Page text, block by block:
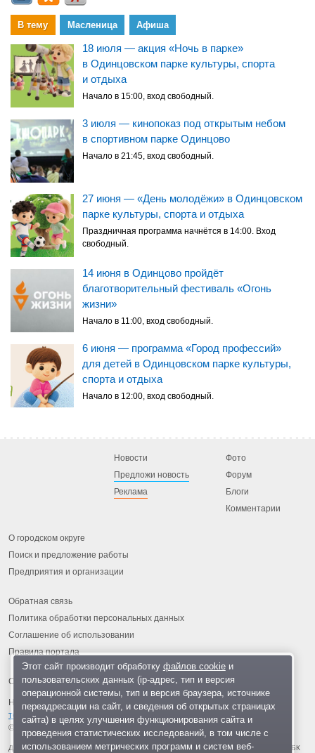
В тему Масленица Афиша
18 июля — акция «Ночь в парке»
в Одинцовском парке культуры, спорта
и отдыха
Начало в 15:00, вход свободный.
3 июля — кинопоказ под открытым небом
в спортивном парке Одинцово
Начало в 21:45, вход свободный.
27 июня — «День молодёжи» в Одинцовском
парке культуры, спорта и отдыха
Праздничная программа начнётся в 14:00. Вход
свободный.
14 июня в Одинцово пройдёт
благотворительный фестиваль «Огонь
жизни»
Начало в 11:00, вход свободный.
6 июня — программа «Город профессий»
для детей в Одинцовском парке культуры,
спорта и отдыха
Начало в 12:00, вход свободный.
Новости
Предложи новость
Реклама
Фото
Форум
Блоги
Комментарии
О городском округе
Поиск и предложение работы
Предприятия и организации
Обратная связь
Политика обработки персональных данных
Соглашение об использовании
Правила портала
На информационном ресурсе применяются рекомендательные
технологии
© 2013-2026 «ОИНФО»,
сделано в Одинцово
Для читателей: В России признаны экстремистскими и запрещены организации ФБК
Этот сайт производит обработку файлов cookieи
пользовательских данных (ip-адрес, тип и версия
операционной системы, тип и версия браузера, источнике
переадресации на сайт, и сведения об открытых страницах
сайта) в целях улучшения функционирования сайта и
проведения статистических исследований, в том числе с
использованием метрических программ и систем веб-